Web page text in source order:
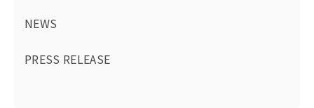
NEWS
PRESS RELEASE